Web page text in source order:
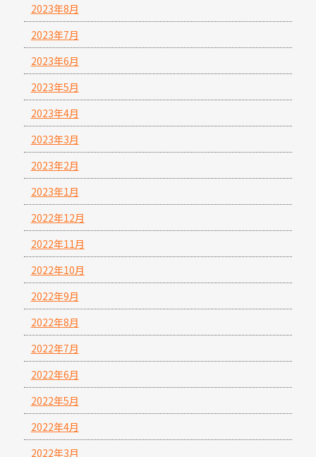
2023年8月
2023年7月
2023年6月
2023年5月
2023年4月
2023年3月
2023年2月
2023年1月
2022年12月
2022年11月
2022年10月
2022年9月
2022年8月
2022年7月
2022年6月
2022年5月
2022年4月
2022年3月